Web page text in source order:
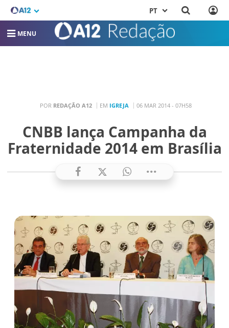
PT
MENU
POR REDAÇÃO A12 EM IGREJA 06 MAR 2014 - 07H58
CNBB lança Campanha da
Fraternidade 2014 em Brasília